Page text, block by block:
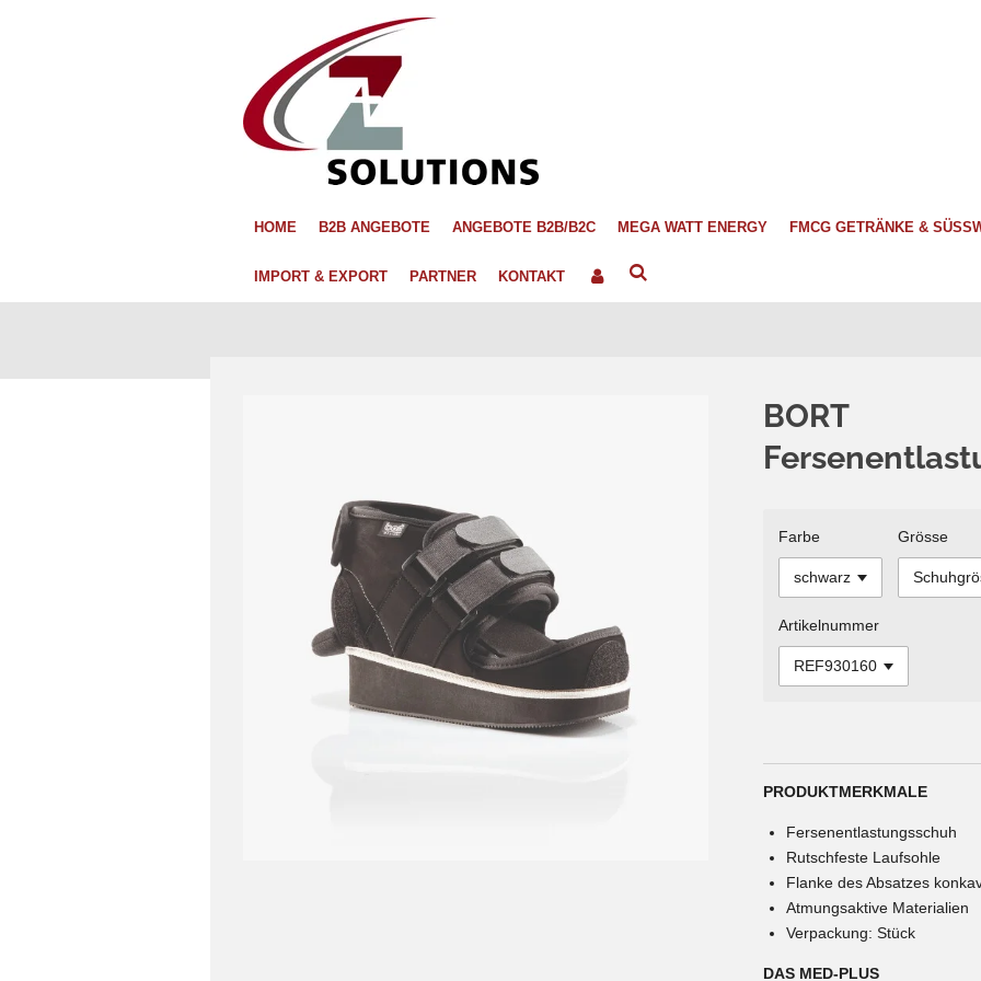
HOME B2B ANGEBOTE ANGEBOTE B2B/B2C MEGA WATT ENERGY FMCG GETRÄNKE &
IMPORT & EXPORT PARTNER KONTAKT
BORT
Farbe Grösse
Artikelnummer
PRODUKTMERKMALE
Fersenentlastungsschuh
Rutschfeste Laufsohle
Flanke des Absatzes
Atmungsaktive Materialien
Verpackung: Stück
DAS MED-PLUS